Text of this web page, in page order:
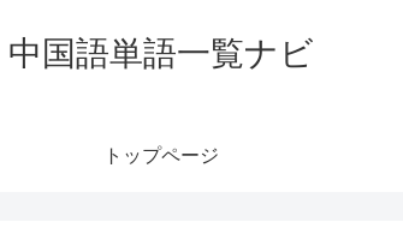
中国語単語一覧ナビ
トップページ